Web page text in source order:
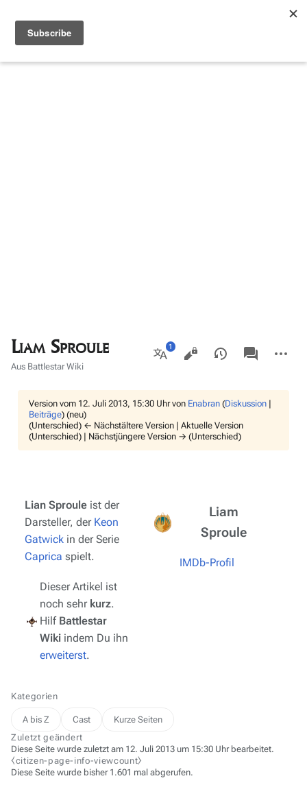
Liam Sproule
Aus Battlestar Wiki
Weitere
Ansichten
associated-
pages
Aktionen
Version vom 12. Juli 2013, 15:30 Uhr von Enabran (Diskussion |
Beiträge) (neu)
(Unterschied) ← Nächstältere Version | Aktuelle Version
(Unterschied) | Nächstjüngere Version → (Unterschied)
Liam
Sproule
IMDb-Profil
Lian Sproule ist der
Darsteller, der Keon
Gatwick in der Serie
Caprica spielt.
Dieser Artikel ist
noch sehr kurz.
Hilf Battlestar
Wiki indem Du ihn
erweiterst.
Kategorien
A bis Z Cast
Kurze Seiten
Zuletzt geändert
Diese Seite wurde zuletzt am 12. Juli 2013 um 15:30 Uhr bearbeitet.
⧼citizen-page-info-viewcount⧽
Diese Seite wurde bisher 1.601 mal abgerufen.